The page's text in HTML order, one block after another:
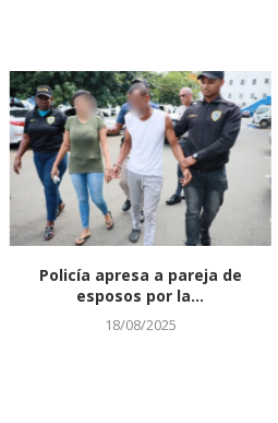
Policía apresa a pareja de
esposos por la...
18/08/2025